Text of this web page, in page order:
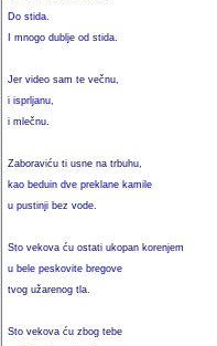
Do stida.
I mnogo dublje od stida.
Jer video sam te večnu,
i isprljanu,
i mlečnu.
Zaboraviću ti usne na trbuhu,
kao beduin dve preklane kamile
u pustinji bez vode.
Sto vekova ću ostati ukopan korenjem
u bele peskovite bregove
tvog užarenog tla.
Sto vekova ću zbog tebe